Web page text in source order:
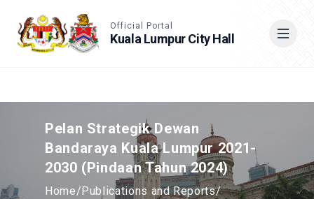
Official Portal
Kuala Lumpur City Hall
Pelan Strategik Dewan
Bandaraya Kuala Lumpur 2021-
2030 (Pindaan Tahun 2024)
Home/Publications and Reports/